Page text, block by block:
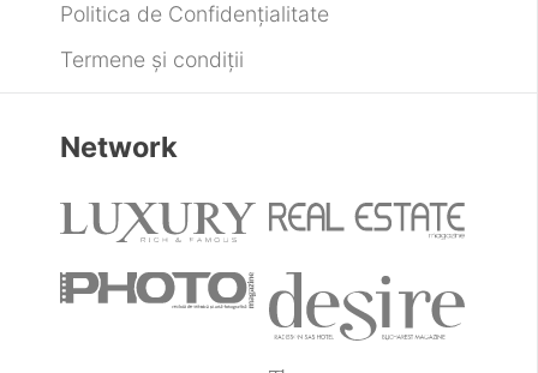
Politica de Confidențialitate
Termene și condiții
Network